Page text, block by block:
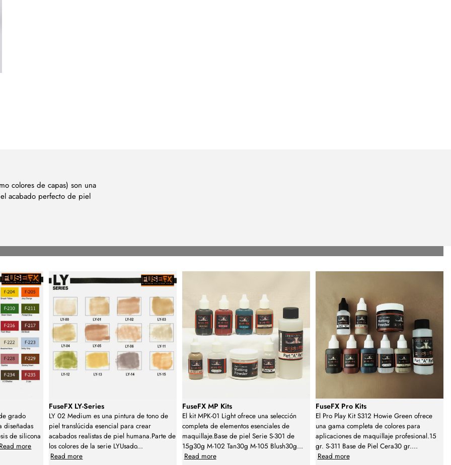
colores de capas) son una
acabado perfecto de piel
grado
diseñadas
de silicona
Read more
FuseFX LY-Series
LY 02 Medium es una pintura de tono de
piel translúcida esencial para crear
acabados realistas de piel humana.Parte de
los colores de la serie LYUsado...
Read more
FuseFX MP Kits
El kit MPK-01 Light ofrece una selección
completa de elementos esenciales de
maquillaje.Base de piel Serie S-301 de
15g30g M-102 Tan30g M-105 Blush30g...
Read more
FuseFX Pro Kits
El Pro Play Kit S312 Howie Green ofrece
una gama completa de colores para
aplicaciones de maquillaje profesional.15
gr. S-311 Base de Piel Cera30 gr....
Read more